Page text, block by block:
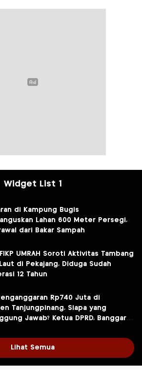
Widget List 1
di Kampung Bugis
Lahan 600 Meter Persegi,
dari Bakar Sampah
UMRAH Soroti Aktivitas Tambang
di Pekajang, Diduga Sudah
12 Tahun
Rp740 Juta di
Tanjungpinang, Siapa yang
Jawab? Ketua DPRD, Banggar
Lihat Semua